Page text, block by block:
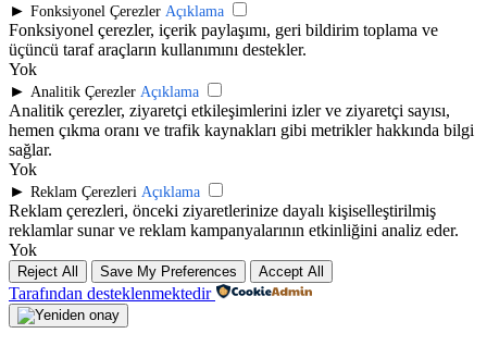
► Fonksiyonel Çerezler Açıklama
Fonksiyonel çerezler, içerik paylaşımı, geri bildirim toplama ve
üçüncü taraf araçların kullanımını destekler.
Yok
► Analitik Çerezler Açıklama
Analitik çerezler, ziyaretçi etkileşimlerini izler ve ziyaretçi sayısı,
hemen çıkma oranı ve trafik kaynakları gibi metrikler hakkında bilgi
sağlar.
Yok
► Reklam Çerezleri Açıklama
Reklam çerezleri, önceki ziyaretlerinize dayalı kişiselleştirilmiş
reklamlar sunar ve reklam kampanyalarının etkinliğini analiz eder.
Yok
Reject All Save My Preferences Accept All
Tarafından desteklenmektedir